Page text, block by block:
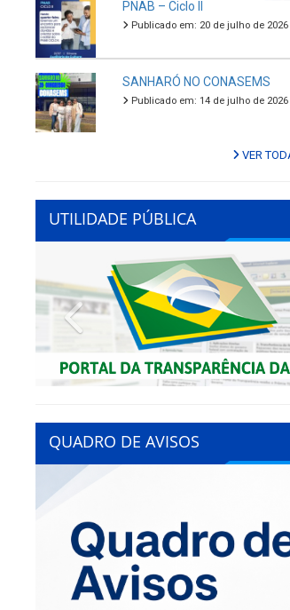
PNAB – Ciclo II
Publicado em: 20 de julho de 2026
SANHARÓ NO CONASEMS
Publicado em: 14 de julho de 2026
VER
UTILIDADE PÚBLICA
Previous
QUADRO DE AVISOS